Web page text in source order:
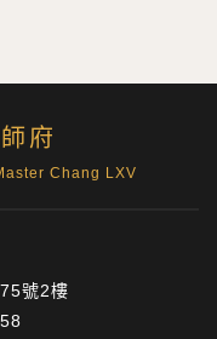
府
Chang LXV
號2樓